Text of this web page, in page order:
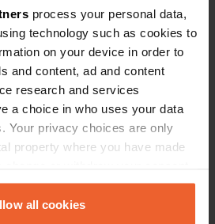
process your personal data,
technology such as cookies to
on your device in order to
and content, ad and content
research and services
a choice in who uses your data
Your privacy choices are only
property where you have made
Declaration or by clicking on
all cookies
Koninkrijk